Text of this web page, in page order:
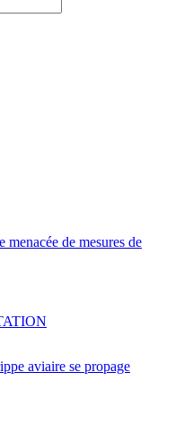
de mesures de
aviaire se propage